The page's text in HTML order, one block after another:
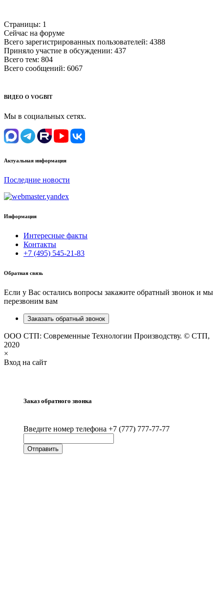
Страницы: 1
Сейчас на форуме
Всего зарегистрированных пользователей: 4388
Приняло участие в обсуждении: 437
Всего тем: 804
Всего сообщений: 6067
ВИДЕО О VOGBIT
Мы в социальных сетях.
Актуальная информация
Последние новости
Информация
Интересные факты
Контакты
+7 (495) 545-21-83
Обратная связь
Если у Вас остались вопросы закажите обратный звонок и мы
перезвоним вам
Заказать обратный звонок
ООО СТП: Современные Технологии Производству. © СТП,
2020
×
Вход на сайт
Заказ обратного звонка
Введите номер телефона +7 (777) 777-77-77
Отправить